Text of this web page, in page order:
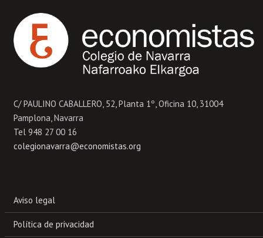
C/ PAULINO CABALLERO, 52, Planta 1º, Oficina 10, 31004
Pamplona, Navarra
Tel 948 27 00 16
colegionavarra@economistas.org
Aviso legal
Política de privacidad